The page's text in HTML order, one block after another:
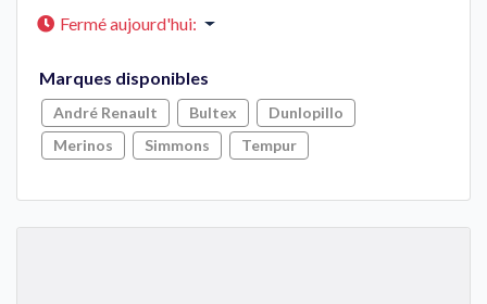
Fermé aujourd'hui:
Marques disponibles
André Renault Bultex
Dunlopillo
Merinos
Simmons Tempur